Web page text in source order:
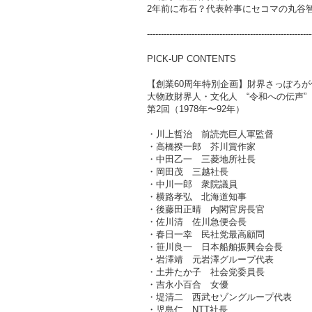
2年前に布石？代表幹事にセコマの丸谷
PICK-UP CONTENTS
【創業60周年特別企画】財界さっぽろ
大物政財界人・文化人 “令和への伝声”
第2回（1978年〜92年）
・川上哲治 前読売巨人軍監督
・高橋揆一郎 芥川賞作家
・中田乙一 三菱地所社長
・岡田茂 三越社長
・中川一郎 衆院議員
・横路孝弘 北海道知事
・後藤田正晴 内閣官房長官
・佐川清 佐川急便会長
・春日一幸 民社党最高顧問
・笹川良一 日本船舶振興会会長
・岩澤靖 元岩澤グループ代表
・土井たか子 社会党委員長
・吉永小百合 女優
・堤清二 西武セゾングループ代表
・児島仁 NTT社長